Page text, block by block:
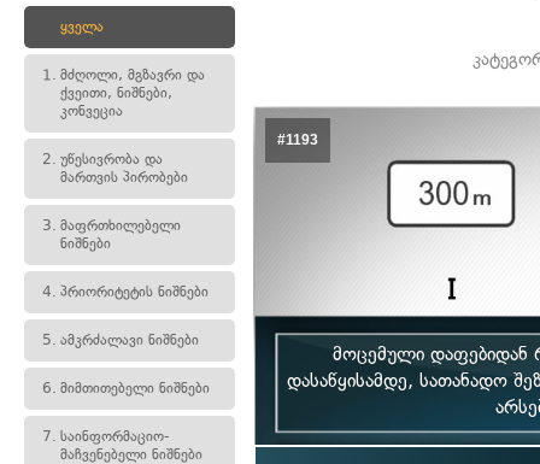
ყველა
1. მძღოლი, მგზავრი და
ქვეითი, ნიშნები,
კონვეცია
2. უწესივრობა და
მართვის პირობები
3. მაფრთხილებელი
ნიშნები
4. პრიორიტეტის ნიშნები
5. ამკრძალავი ნიშნები
6. მიმთითებელი ნიშნები
7. საინფორმაციო-
მაჩვენებელი ნიშნები
#1193
მოცემული დაფებიდან
დასაწყისამდე, სათანადო